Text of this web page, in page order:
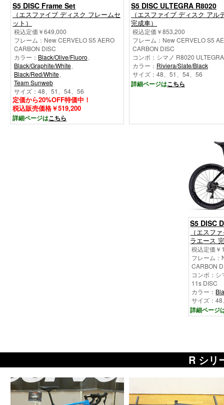
S5 DISC Frame Set
（エスファイブ ディスク フレームセ
ット）
税込定価￥649,000
フレーム：New CERVELO S5 AERO
CARBON DISC
カラー： Black/Olive/Fluoro
Black/Graphite/White
Black/Red/White
Team Sunweb
サイズ：48、51、54、56
定価から20%OFF特価中！
税込販売価格￥519,200
詳細ページはこちら
S5 DISC ULTEGRA R8020
（エスファイブ ディスク アル
完成車）
税込定価￥853,200
フレーム：New CERVELO S5
CARBON DISC
コンポ：シマノ R8020
カラー： Riviera/Slate/Black
サイズ：48、51、54、56
詳細ページはこちら
S5 DISC
（エスフ
ラエース
税込定価
フレーム
CARBON
コンポ：
11s DISC
カラー：
サイズ：
詳細ページ
R シリ